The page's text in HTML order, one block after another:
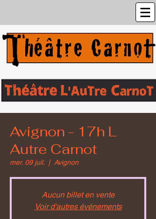
Avignon - 17h L
Autre Carnot
mer. 09 juil.
  |
Avignon
Aucun billet en vente
Voir d'autres événements